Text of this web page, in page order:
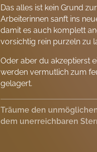
Das alles ist kein Grund
Arbeiterinnen sanft ins
damit es auch komplett
vorsichtig rein purzeln zu
Oder aber du akzeptierst
werden vermutlich zum
gelagert.
Träume den
dem unerreichbaren